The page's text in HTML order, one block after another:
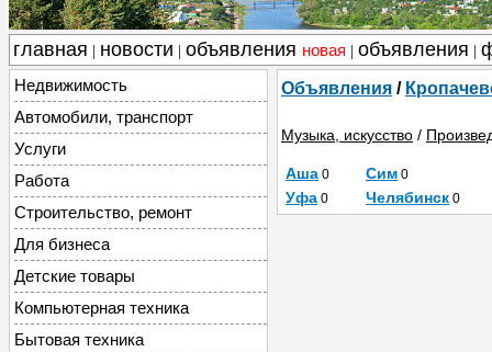
главная новости объявления новая объявления
Недвижимость
Автомобили, транспорт
Услуги
Работа
Строительство, ремонт
Для бизнеса
Детские товары
Компьютерная техника
Бытовая техника
Объявления /
Музыка, искусство /
Аша 0 Сим 0
Уфа 0 Челябинск 0